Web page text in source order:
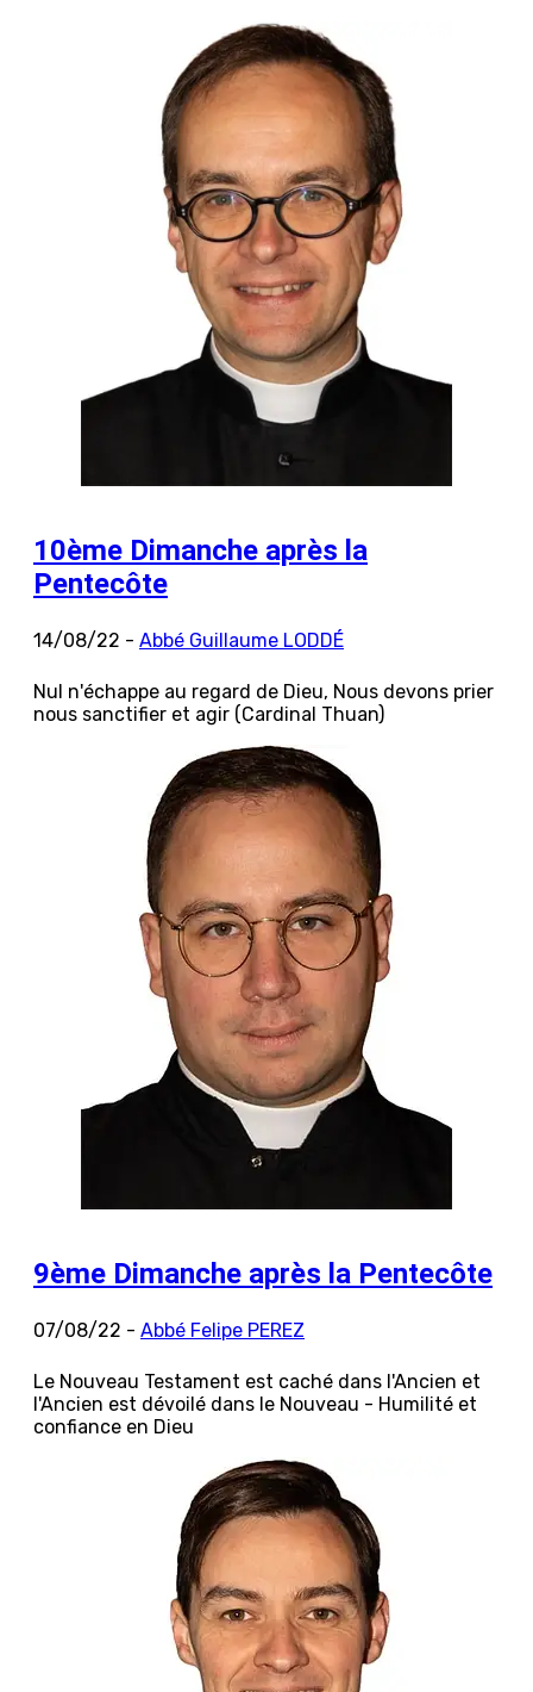
10ème Dimanche après la
Pentecôte
14/08/22 - Abbé Guillaume LODDÉ
Nul n'échappe au regard de Dieu, Nous devons prier
nous sanctifier et agir (Cardinal Thuan)
9ème Dimanche après la Pentecôte
07/08/22 - Abbé Felipe PEREZ
Le Nouveau Testament est caché dans l'Ancien et
l'Ancien est dévoilé dans le Nouveau - Humilité et
confiance en Dieu